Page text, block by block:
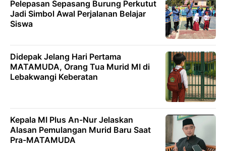
Pelepasan Sepasang Burung Perkutut
Jadi Simbol Awal Perjalanan Belajar
Siswa
Didepak Jelang Hari Pertama
MATAMUDA, Orang Tua Murid MI di
Lebakwangi Keberatan
Kepala MI Plus An-Nur Jelaskan
Alasan Pemulangan Murid Baru Saat
Pra-MATAMUDA